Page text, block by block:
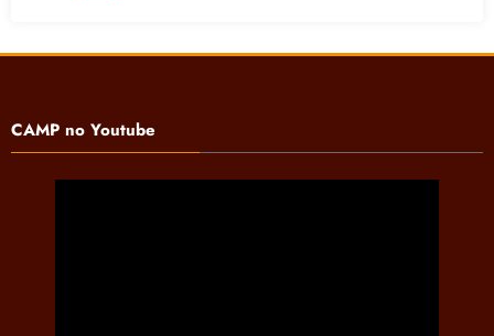
CAMP no Youtube